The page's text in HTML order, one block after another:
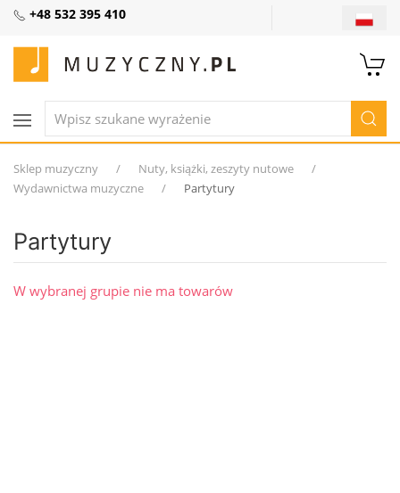
+48 532 395 410
Sklep muzyczny
Nuty, książki, zeszyty nutowe
Wydawnictwa muzyczne
Partytury
Partytury
W wybranej grupie nie ma towarów